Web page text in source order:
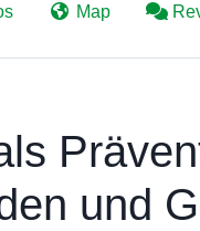
Map
und